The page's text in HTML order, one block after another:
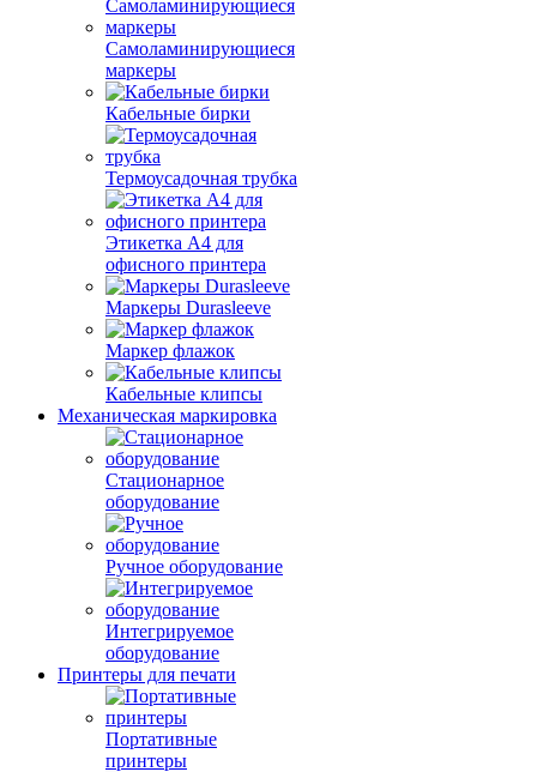
Самоламинирующиеся
маркеры
Кабельные бирки
Термоусадочная трубка
Этикетка А4 для
офисного принтера
Маркеры Durasleeve
Маркер флажок
Кабельные клипсы
Механическая маркировка
Стационарное
оборудование
Ручное оборудование
Интегрируемое
оборудование
Принтеры для печати
Портативные
принтеры